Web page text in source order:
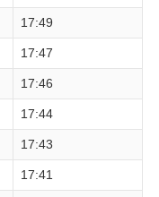
17:49
17:47
17:46
17:44
17:43
17:41